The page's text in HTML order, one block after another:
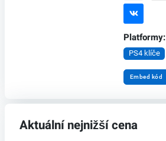
Platformy:
PS4 klíče
Embed kód
Aktuální nejnižší cena